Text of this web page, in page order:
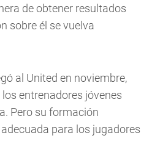
de obtener resultados
sobre él se vuelva
al United en noviembre,
entrenadores jóvenes
Pero su formación
para los jugadores